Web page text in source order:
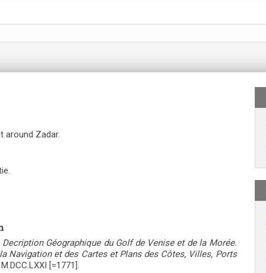
around Zadar.
Decription Géographique du Golf de Venise et de la Morée.
Navigation et des Cartes et Plans des Côtes, Villes, Ports
[=1771].